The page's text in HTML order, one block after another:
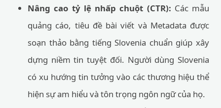
Nâng cao tỷ lệ nhấp chuột (CTR): Các mẫu
quảng cáo, tiêu đề bài viết và Metadata được
soạn thảo bằng tiếng Slovenia chuẩn giúp xây
dựng niềm tin tuyệt đối. Người dùng Slovenia
có xu hướng tin tưởng vào các thương hiệu thể
hiện sự am hiểu và tôn trọng ngôn ngữ của họ.